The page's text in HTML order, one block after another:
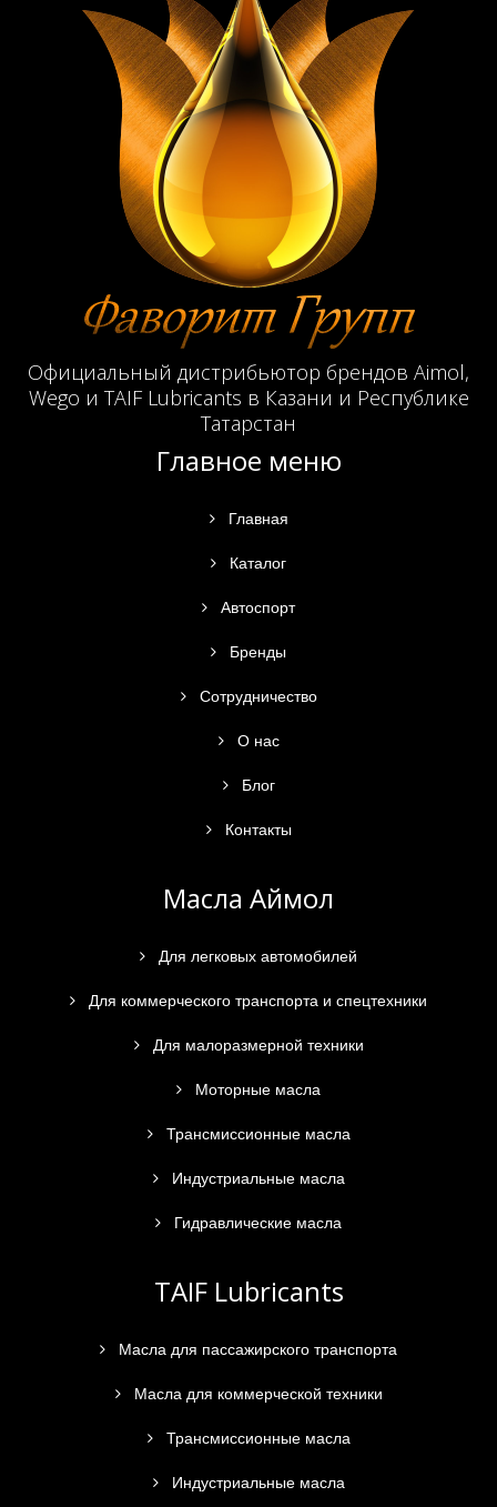
Официальный дистрибьютор брендов Aimol,
Wego и TAIF Lubricants в Казани и Республике
Татарстан
Главное меню
Главная
Каталог
Автоспорт
Бренды
Сотрудничество
О нас
Блог
Контакты
Масла Аймол
Для легковых автомобилей
Для коммерческого транспорта и спецтехники
Для малоразмерной техники
Моторные масла
Трансмиссионные масла
Индустриальные масла
Гидравлические масла
TAIF Lubricants
Масла для пассажирского транспорта
Масла для коммерческой техники
Трансмиссионные масла
Индустриальные масла